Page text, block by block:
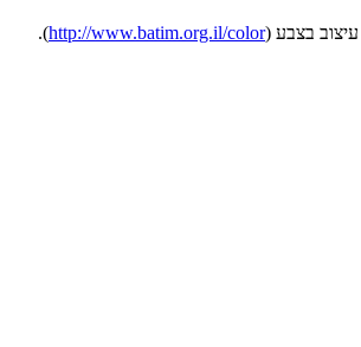
עיצוב בצבע (http://www.batim.org.il/color
).